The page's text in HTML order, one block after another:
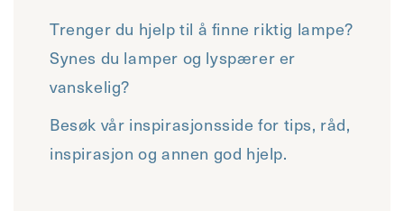
Trenger du hjelp til å finne riktig lampe?
Synes du lamper og lyspærer er
vanskelig?
Besøk vår inspirasjonsside for tips, råd,
inspirasjon og annen god hjelp.